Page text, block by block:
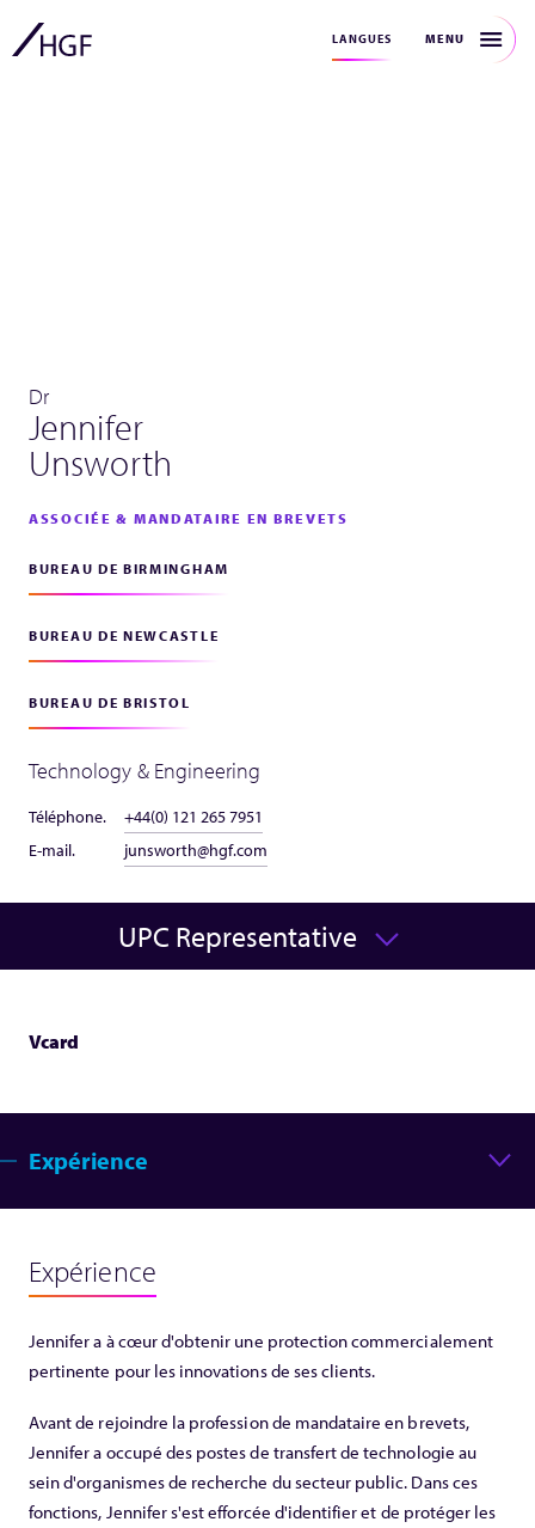
LANGUES MENU
Dr
Jennifer
Unsworth
ASSOCIÉE & MANDATAIRE EN BREVETS
BUREAU DE BIRMINGHAM
BUREAU DE NEWCASTLE
BUREAU DE BRISTOL
Technology & Engineering
Téléphone.
+44(0) 121 265 7951
E-mail.
junsworth@hgf.com
UPC Representative
Vcard
Expérience
Expérience
Jennifer a à cœur d'obtenir une protection commercialement
pertinente pour les innovations de ses clients.
Avant de rejoindre la profession de mandataire en brevets,
Jennifer a occupé des postes de transfert de technologie au
sein d'organismes de recherche du secteur public. Dans ces
fonctions, Jennifer s'est efforcée d'identifier et de protéger les